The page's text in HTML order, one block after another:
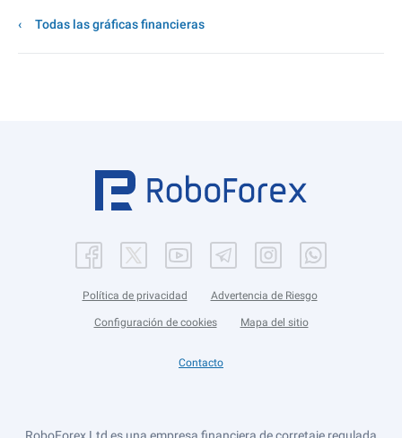
Todas las gráficas financieras
Política de privacidad Advertencia de Riesgo
Configuración de cookies Mapa del sitio
Contacto